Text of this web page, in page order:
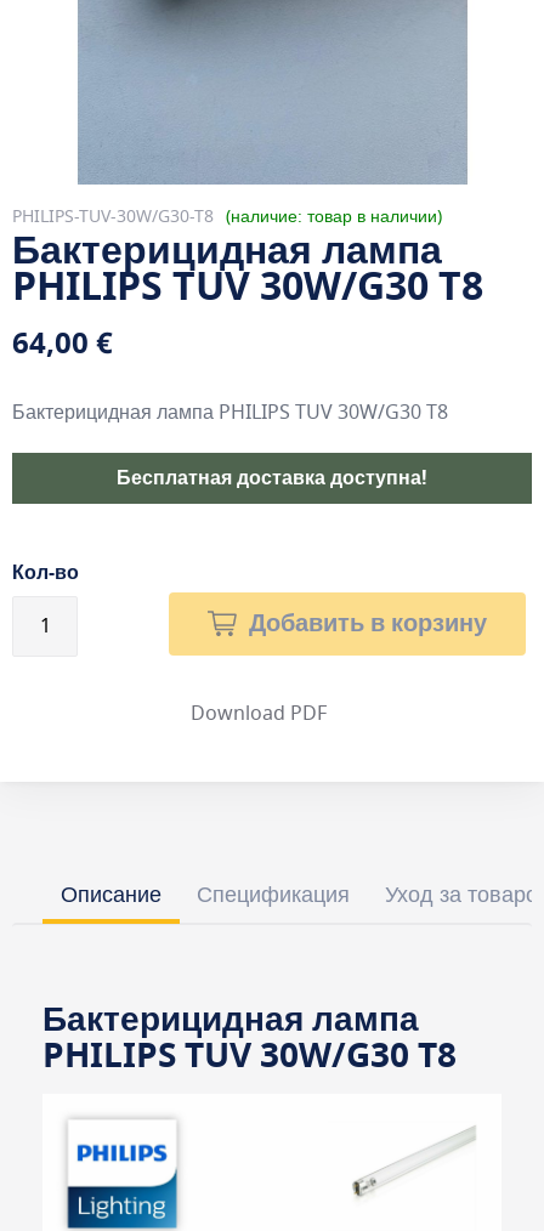
PHILIPS-TUV-30W/G30-T8 наличие: товар в наличии
Бактерицидная лампа
PHILIPS TUV 30W/G30 T8
64,00 €
Бактерицидная лампа PHILIPS TUV 30W/G30 T8
Бесплатная доставка доступна!
Кол-во
Добавить в корзину
Download PDF
Описание Спецификация Уход за
Бактерицидная лампа
PHILIPS TUV 30W/G30 T8